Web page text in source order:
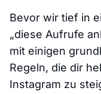
Bevor wir tief in
„diese Aufrufe
mit einigen
Regeln, die dir
Instagram zu